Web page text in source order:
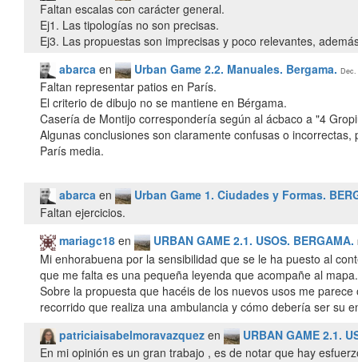
Faltan escalas con carácter general.
Ej1. Las tipologías no son precisas.
Ej3. Las propuestas son imprecisas y poco relevantes,
abarca en Urban Game 2.2. Manuales. Bergama. Dec.
Faltan representar patios en París.
El criterio de dibujo no se mantiene en Bérgama.
Casería de Montijo correspondería según al ácbaco a "4
Algunas conclusiones son claramente confusas o
París media.
abarca en
Urban Game 1. Ciudades y Formas.
Faltan ejercicios.
mariagc18 en URBAN GAME 2.1. USOS. BERGAMA.
Mi enhorabuena por la sensibilidad que se le ha puesto al
que me falta es una pequeña leyenda que acompañe al mapa.
Sobre la propuesta que hacéis de los nuevos usos me
recorrido que realiza una ambulancia y cómo debería ser su
patriciaisabelmoravazquez en
URBAN GAME 2.1.
En mi opinión es un gran trabajo , es de notar que hay